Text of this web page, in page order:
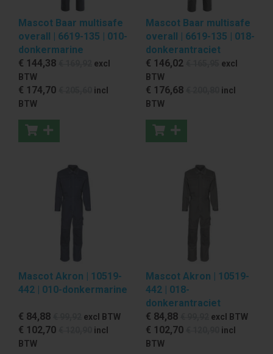
Mascot Baar multisafe
overall | 6619-135 | 010-
donkermarine
€ 144,38
excl
BTW
€ 174,70
incl
BTW
Mascot Baar multisafe
overall | 6619-135 | 018-
donkerantraciet
€ 146,02
excl
BTW
€ 176,68
incl
BTW
Mascot Akron | 10519-
442 | 010-donkermarine
€ 84,88 excl BTW
€ 102,70
incl
BTW
Mascot Akron | 10519-
442 | 018-
donkerantraciet
€ 84,88 excl BTW
€ 102,70
incl
BTW